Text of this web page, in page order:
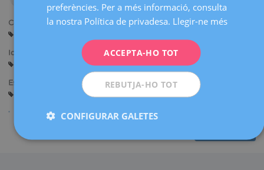
Centres:
Idiomes:
Especialitats:
Fisioteràpia de la Dona
FRENCH
preferències. Per a més informació, consulta
la nostra Política de privadesa. Llegir-ne més
ACCEPTA-HO TOT
REBUTJA-HO TOT
CONFIGURAR GALETES